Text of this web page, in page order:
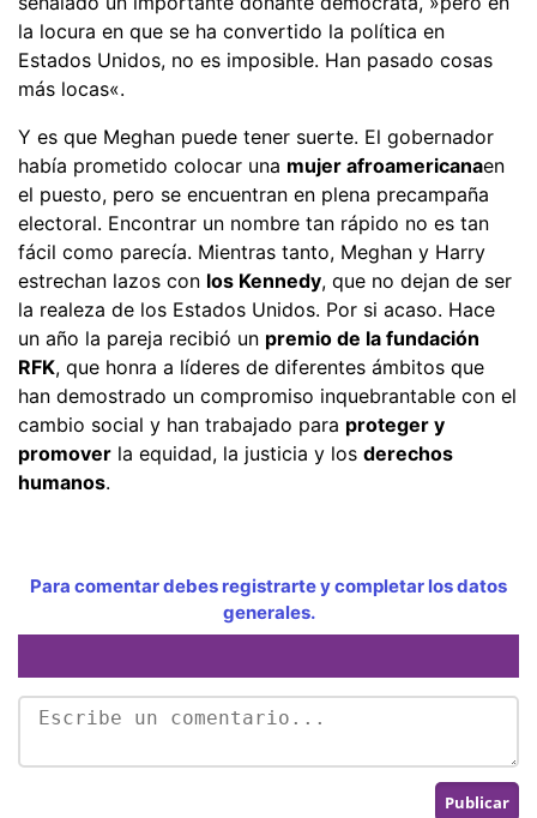
la locura en que se ha convertido la política en
Estados Unidos, no es imposible. Han pasado cosas
más locas«.
Y es que Meghan puede tener suerte. El gobernador
había prometido colocar una mujer afroamericanaen
el puesto, pero se encuentran en plena precampaña
electoral. Encontrar un nombre tan rápido no es tan
fácil como parecía. Mientras tanto, Meghan y Harry
estrechan lazos con los Kennedy, que no dejan de ser
la realeza de los Estados Unidos. Por si acaso. Hace
un año la pareja recibió un premio de la fundación
RFK, que honra a líderes de diferentes ámbitos que
han demostrado un compromiso inquebrantable con el
cambio social y han trabajado para proteger y
promover la equidad, la justicia y los derechos
humanos.
Para comentar debes registrarte y completar los datos
generales.